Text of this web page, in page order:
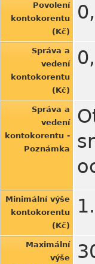
Povolení
kontokorentu
(Kč)
Správa a
vedení
kontokorentu
(Kč)
Správa a
vedení
kontokorentu -
Poznámka
Minimální výše
kontokorentu
(Kč)
Maximální
výše